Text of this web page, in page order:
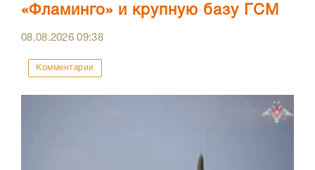
«Фламинго» и крупную базу ГСМ
08.08.202609:38
Комментарии